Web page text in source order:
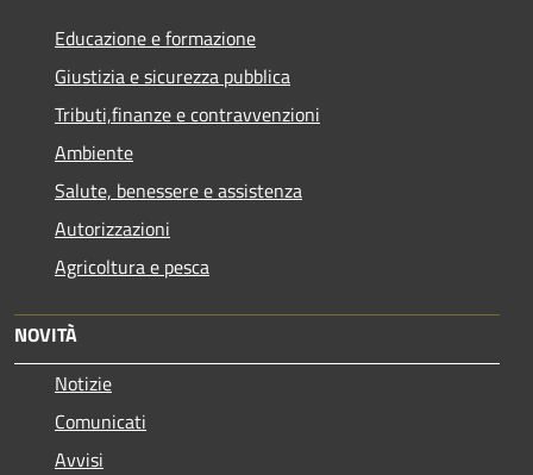
Educazione e formazione
Giustizia e sicurezza pubblica
Tributi,finanze e contravvenzioni
Ambiente
Salute, benessere e assistenza
Autorizzazioni
Agricoltura e pesca
NOVITÀ
Notizie
Comunicati
Avvisi